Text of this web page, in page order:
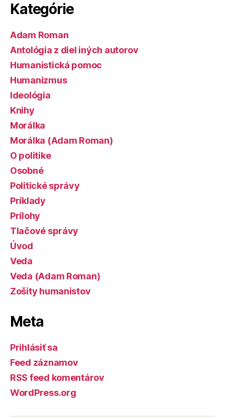
Kategórie
Adam Roman
Antológia z diel iných autorov
Humanistická pomoc
Humanizmus
Ideológia
Knihy
Morálka
Morálka (Adam Roman)
O politike
Osobné
Politické správy
Príklady
Prílohy
Tlačové správy
Úvod
Veda
Veda (Adam Roman)
Zošity humanistov
Meta
Prihlásiť sa
Feed záznamov
RSS feed komentárov
WordPress.org